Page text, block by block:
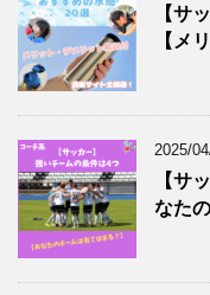
【サ
【メ
2025/
【サ
なた